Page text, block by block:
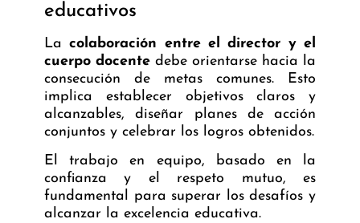
educativos
Lacolaboración entre el director y el
cuerpo docente debe orientarse hacia la
consecución de metas comunes. Esto
implica establecer objetivos claros y
alcanzables, diseñar planes de acción
conjuntos y celebrar los logros obtenidos.
El trabajo en equipo, basado en la
confianza y el respeto mutuo, es
fundamental para superar los desafíos y
alcanzar la excelencia educativa.